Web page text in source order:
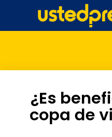
¿Es
copa de